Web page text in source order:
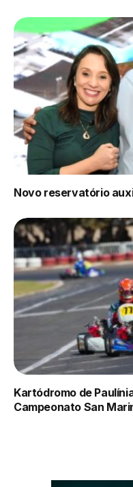
Novo reservatório
Kartódromo de
Campeonato San